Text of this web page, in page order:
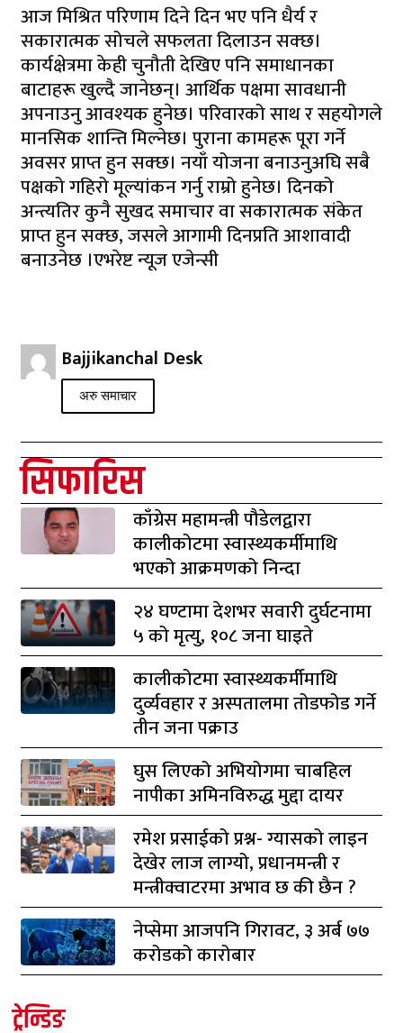
आज मिश्रित परिणाम दिने दिन भए पनि धैर्य र
सकारात्मक सोचले सफलता दिलाउन सक्छ।
कार्यक्षेत्रमा केही चुनौती देखिए पनि समाधानका
बाटाहरू खुल्दै जानेछन्। आर्थिक पक्षमा सावधानी
अपनाउनु आवश्यक हुनेछ। परिवारको साथ र सहयोगले
मानसिक शान्ति मिल्नेछ। पुराना कामहरू पूरा गर्ने
अवसर प्राप्त हुन सक्छ। नयाँ योजना बनाउनुअघि सबै
पक्षको गहिरो मूल्यांकन गर्नु राम्रो हुनेछ। दिनको
अन्त्यतिर कुनै सुखद समाचार वा सकारात्मक संकेत
प्राप्त हुन सक्छ, जसले आगामी दिनप्रति आशावादी
बनाउनेछ ।एभरेष्ट न्यूज एजेन्सी
Bajjikanchal Desk
अरु समाचार
सिफारिस
काँग्रेस महामन्त्री पौडेलद्वारा
कालीकोटमा स्वास्थ्यकर्मीमाथि
भएको आक्रमणको निन्दा
२४ घण्टामा देशभर सवारी दुर्घटनामा
५ को मृत्यु, १०८ जना घाइते
कालीकोटमा स्वास्थ्यकर्मीमाथि
दुर्व्यवहार र अस्पतालमा तोडफोड गर्ने
तीन जना पक्राउ
घुस लिएको अभियोगमा चाबहिल
नापीका अमिनविरुद्ध मुद्दा दायर
रमेश प्रसाईको प्रश्न- ग्यासको लाइन
देखेर लाज लाग्यो, प्रधानमन्त्री र
मन्त्रीक्वाटरमा अभाव छ की छैन ?
नेप्सेमा आजपनि गिरावट, ३ अर्ब ७७
करोडको कारोबार
ट्रेन्डिङ